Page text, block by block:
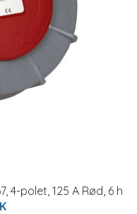
4-polet, 125 A Rød, 6 h